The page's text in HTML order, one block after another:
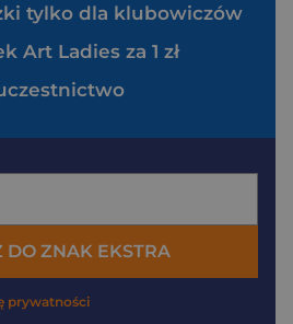
tylko dla klubowiczów
Art Ladies za 1 zł
DO ZNAK EKSTRA
prywatności